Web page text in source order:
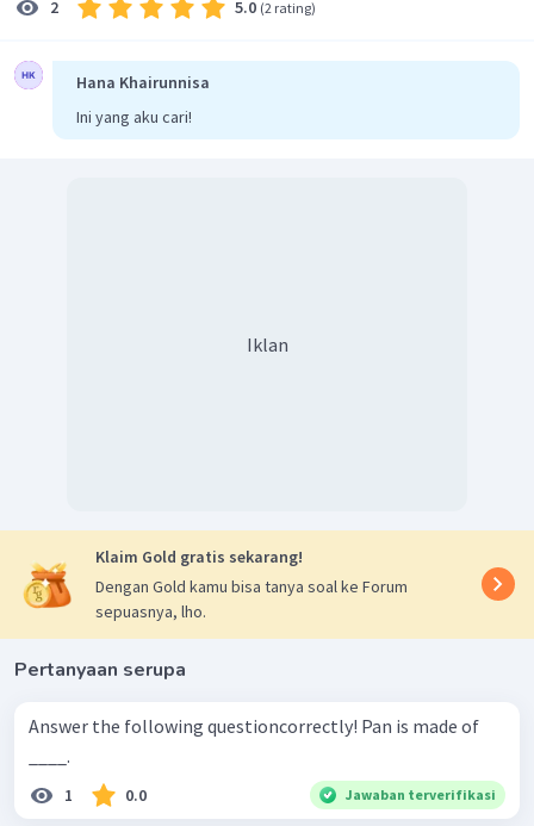
2 5.0 (2 rating)
Hana Khairunnisa
Ini yang aku cari!
Iklan
Klaim Gold gratis sekarang!
Dengan Gold kamu bisa tanya soal ke Forum
sepuasnya, lho.
Pertanyaan serupa
Answer the following questioncorrectly! Pan is made of
____.
1 0.0 Jawaban terverifikasi